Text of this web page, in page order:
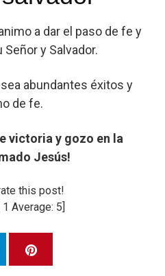
a dar el paso de fe y
y Salvador.
abundantes éxitos y
de fe.
victoria y gozo en la
Jesús!
this post!
1 Average: 5]